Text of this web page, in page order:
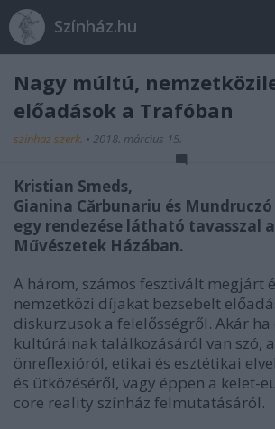
Színház.hu
Nagy múltú,
előadások a Trafóban
szinhaz szerk. • 2018. március 15.
Kristian Smeds,
Gianina Cărbunariu és
egy rendezése látható tavasszal
Művészetek Házában.
A három, számos fesztivált megjárt
nemzetközi díjakat bezsebelt
diskurzusok a felelősségről. Akár
kultúráinak találkozásáról van szó,
önreflexióról, etikai és esztétikai
és ütközéséről, vagy éppen a kelet-
core reality színház felmutatásáról.